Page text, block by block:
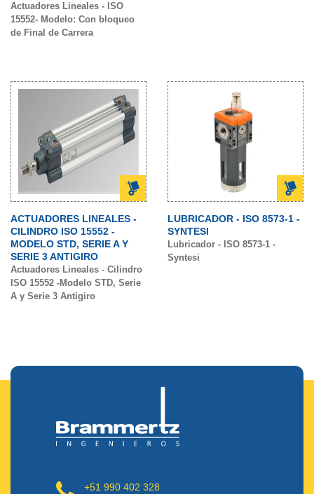
Actuadores Lineales - ISO
15552- Modelo: Con bloqueo
de Final de Carrera
ACTUADORES LINEALES -
CILINDRO ISO 15552 -
MODELO STD, SERIE A Y
SERIE 3 ANTIGIRO
Actuadores Lineales - Cilindro
ISO 15552 -Modelo STD, Serie
A y Serie 3 Antigiro
LUBRICADOR - ISO 8573-1 -
SYNTESI
Lubricador - ISO 8573-1 -
Syntesi
+51 990 402 328